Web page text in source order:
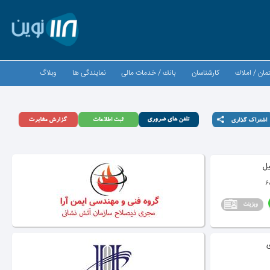
/ املاك كارشناسان بانك / خدمات مالی نمایندگی ها وبلاگ